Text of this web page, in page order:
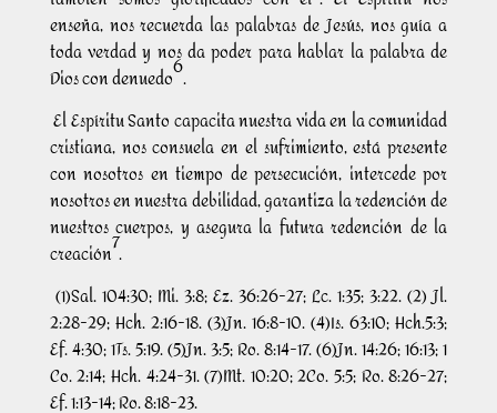
enseña, nos recuerda las palabras de Jesús, nos guía a
toda verdad y nos da poder para hablar la palabra de
Dios con denuedo6.
El Espíritu Santo capacita nuestra vida en la comunidad
cristiana, nos consuela en el sufrimiento, está presente
con nosotros en tiempo de persecución, intercede por
nosotros en nuestra debilidad, garantiza la redención de
nuestros cuerpos, y asegura la futura redención de la
creación7.
(1)Sal. 104:30; Mi. 3:8; Ez. 36:26-27; Lc. 1:35; 3:22. (2) Jl.
2:28-29; Hch. 2:16-18. (3)Jn. 16:8-10. (4)Is. 63:10; Hch.5:3;
Ef. 4:30; 1Ts. 5:19. (5)Jn. 3:5; Ro. 8:14-17. (6)Jn. 14:26; 16:13; 1
Co. 2:14; Hch. 4:24-31. (7)Mt. 10:20; 2Co. 5:5; Ro. 8:26-27;
Ef. 1:13-14; Ro. 8:18-23.